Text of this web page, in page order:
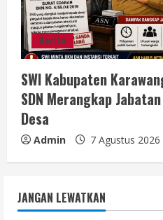
Berita
SWI Kabupaten
SDN Merangkap
Desa
Admin 7 Agustus 2026
JANGAN LEWATKAN